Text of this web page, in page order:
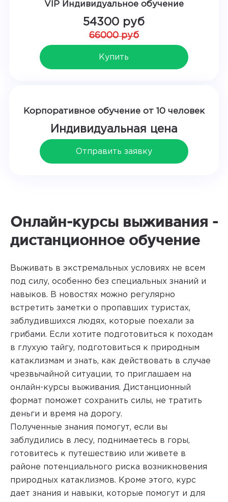
VIP Индивидуальное обучение
54300 руб
66000 руб
Купить
Корпоративное обучение от 10 человек
Индивидуальная цена
Отправить заявку
Онлайн-курсы выживания -
дистанционное обучение
Выживать в экстремальных условиях не всем
под силу, особенно без специальных знаний и
навыков. В новостях можно регулярно
встретить заметки о пропавших туристах,
заблудившихся людях, которые поехали за
грибами. Если хотите подготовиться к походам
в глухую тайгу, подготовиться к природным
катаклизмам и знать, как действовать в случае
чрезвычайной ситуации, то приглашаем на
онлайн-курсы выживания. Дистанционный
формат поможет сохранить силы, не тратить
деньги и время на дорогу.
Полученные знания помогут, если вы
заблудились в лесу, поднимаетесь в горы,
готовитесь к путешествию или живете в
районе потенциального риска возникновения
природных катаклизмов. Кроме этого, курс
дает знания и навыки, которые помогут и для